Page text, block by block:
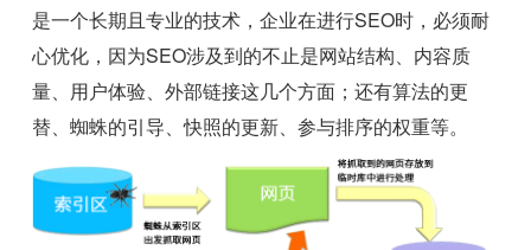
是一个长期且专业的技术，企业在进行SEO时，必须耐
心优化，因为SEO涉及到的不止是网站结构、内容质
量、用户体验、外部链接这几个方面；还有算法的更
替、蜘蛛的引导、快照的更新、参与排序的权重等。